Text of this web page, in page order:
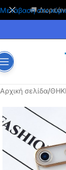
Μετάβαση στο🚚 Δωρεάν
Αρχική σελίδα/